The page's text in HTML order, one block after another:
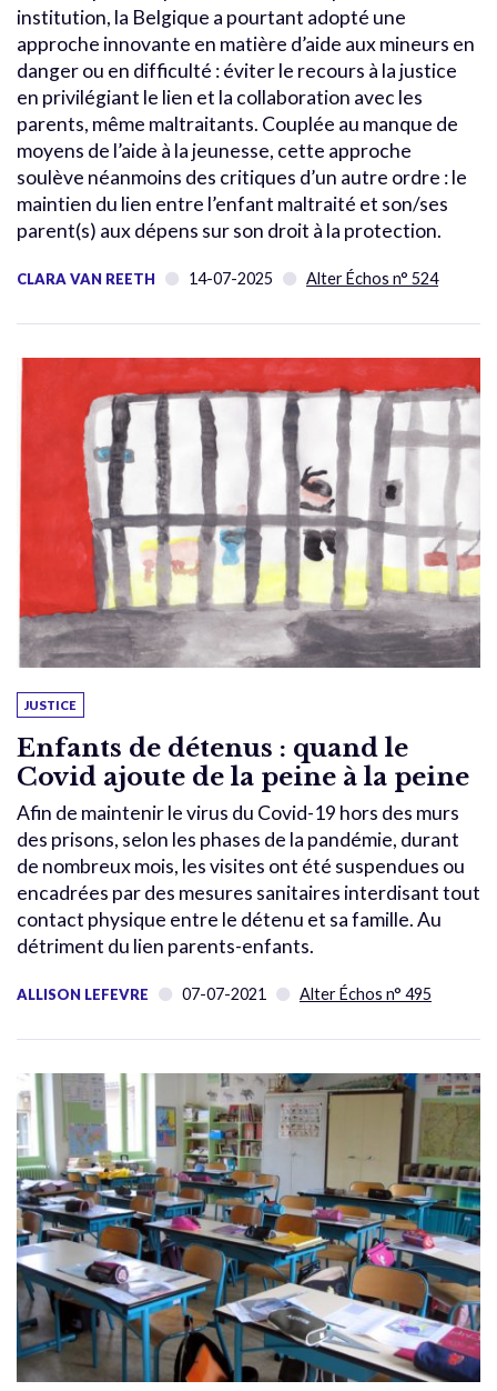
institution, la Belgique a pourtant adopté une
approche innovante en matière d’aide aux mineurs en
danger ou en difficulté : éviter le recours à la justice
en privilégiant le lien et la collaboration avec les
parents, même maltraitants. Couplée au manque de
moyens de l’aide à la jeunesse, cette approche
soulève néanmoins des critiques d’un autre ordre : le
maintien du lien entre l’enfant maltraité et son/ses
parent(s) aux dépens sur son droit à la protection.
CLARA VAN REETH 14-07-2025 Alter Échos n° 524
JUSTICE
Enfants de détenus : quand le
Covid ajoute de la peine à la peine
Afin de maintenir le virus du Covid-19 hors des murs
des prisons, selon les phases de la pandémie, durant
de nombreux mois, les visites ont été suspendues ou
encadrées par des mesures sanitaires interdisant tout
contact physique entre le détenu et sa famille. Au
détriment du lien parents-enfants.
ALLISON LEFEVRE 07-07-2021 Alter Échos n° 495